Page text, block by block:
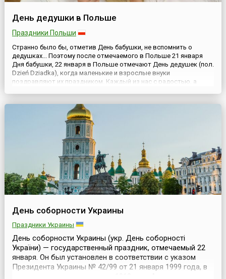
День дедушки в Польше
Праздники Польши
Странно было бы, отметив День бабушки, не вспомнить о
дедушках... Поэтому после отмечаемого в Польше 21 января
Дня бабушки, 22 января в Польше отмечают День дедушек (пол.
Dzień Dziadka), когда маленькие и взрослые внуки
поздравляют их праздником. Каждый из нас с радостью, а
День соборности Украины
Праздники Украины
День соборности Украины (укр. День соборності
України) — государственный праздник, отмечаемый 22
января. Он был установлен в соответствии с указом
Президента Украины № 42/99 от 21 января 1999 года, в